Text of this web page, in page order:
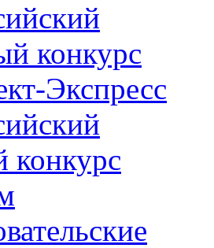
конкурс
Экспресс
конкурс